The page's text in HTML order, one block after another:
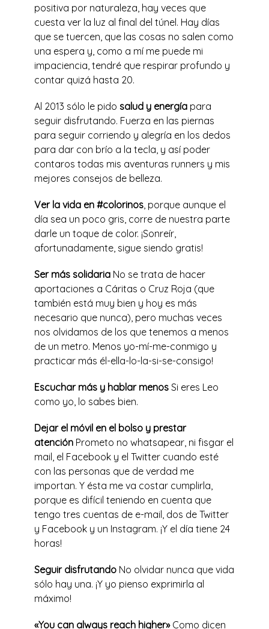
positiva por naturaleza, hay veces que
cuesta ver la luz al final del túnel. Hay días
que se tuercen, que las cosas no salen como
una espera y, como a mí me puede mi
impaciencia, tendré que respirar profundo y
contar quizá hasta 20.
Al 2013 sólo le pido salud y energía para
seguir disfrutando. Fuerza en las piernas
para seguir corriendo y alegría en los dedos
para dar con brío a la tecla, y así poder
contaros todas mis aventuras runners y mis
mejores consejos de belleza.
Ver la vida en #colorinos, porque aunque el
día sea un poco gris, corre de nuestra parte
darle un toque de color. ¡Sonreír,
afortunadamente, sigue siendo gratis!
Ser más solidaria No se trata de hacer
aportaciones a Cáritas o Cruz Roja (que
también está muy bien y hoy es más
necesario que nunca), pero muchas veces
nos olvidamos de los que tenemos a menos
de un metro. Menos yo-mí-me-conmigo y
practicar más él-ella-lo-la-si-se-consigo!
Escuchar más y hablar menos Si eres Leo
como yo, lo sabes bien.
Dejar el móvil en el bolso y prestar
atención Prometo no whatsapear, ni fisgar el
mail, el Facebook y el Twitter cuando esté
con las personas que de verdad me
importan. Y ésta me va costar cumplirla,
porque es difícil teniendo en cuenta que
tengo tres cuentas de e-mail, dos de Twitter
y Facebook y un Instagram. ¡Y el día tiene 24
horas!
Seguir disfrutando No olvidar nunca que vida
sólo hay una. ¡Y yo pienso exprimirla al
máximo!
«You can always reach higher»Como dicen